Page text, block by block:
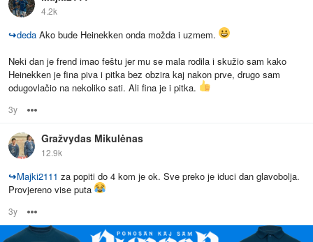
4.2k
↪deda Ako bude Heinekken onda možda i uzmem.
Neki dan je frend imao feštu jer mu se mala rodila i skužio sam kako
Heinekken je fina piva i pitka bez obzira kaj nakon prve, drugo sam
odugovlačio na nekoliko sati. Ali fina je i pitka.
3y
Gražvydas Mikulėnas
12.9k
↪Majki2111 za popiti do 4 kom je ok. Sve preko je iduci dan glavobolja.
Provjereno vise puta
3y